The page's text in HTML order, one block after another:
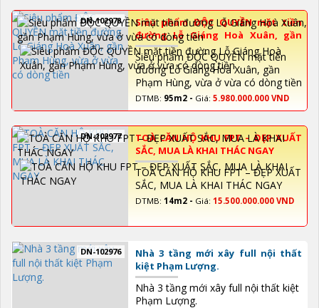
DN-102978
Siêu phẩm ĐỘC QUYỀN mặt tiền
đường Lỗ Giáng Hoà Xuân, gần
Phạm Hùng, vừa ở vừa có dòng
tiền
Siêu phẩm ĐỘC QUYỀN mặt tiền
đường Lỗ Giáng Hoà Xuân, gần
Phạm Hùng, vừa ở vừa có dòng tiền
DTMB: 95m2 - Giá: 5.980.000.000 VND
DN-102977
TOÀ CĂN HỘ KHU FPT – ĐẸP XUẤT
SẮC, MUA LÀ KHAI THÁC NGAY
TOÀ CĂN HỘ KHU FPT – ĐẸP XUẤT
SẮC, MUA LÀ KHAI THÁC NGAY
DTMB: 14m2 - Giá: 15.500.000.000 VND
DN-102976
Nhà 3 tầng mới xây full nội thất
kiệt Phạm Lượng.
Nhà 3 tầng mới xây full nội thất kiệt
Phạm Lượng.